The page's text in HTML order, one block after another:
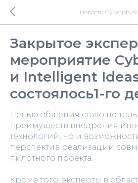
Новости
Закрытое
мероприятие
и Intelligent
состоялось1-го
Целью общения стало не
преимуществ внедрения
технологий, но и
перспектив реализации
пилотного проекта.
Кроме того, эксперты в